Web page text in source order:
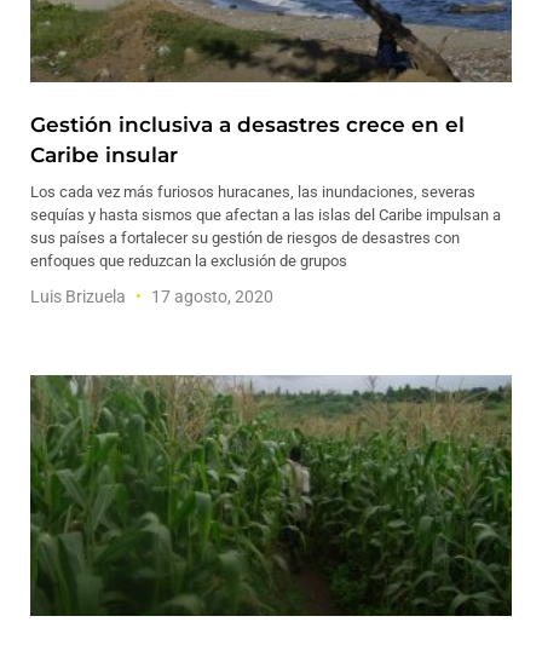
Gestión inclusiva a desastres crece en el
Caribe insular
Los cada vez más furiosos huracanes, las inundaciones, severas
sequías y hasta sismos que afectan a las islas del Caribe impulsan a
sus países a fortalecer su gestión de riesgos de desastres con
enfoques que reduzcan la exclusión de grupos
Luis Brizuela 17 agosto, 2020